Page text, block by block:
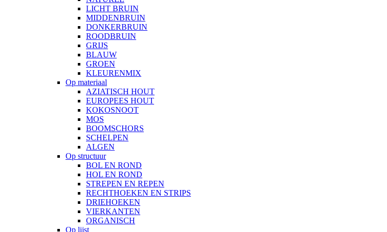
LICHT BRUIN
MIDDENBRUIN
DONKERBRUIN
ROODBRUIN
GRIJS
BLAUW
GROEN
KLEURENMIX
Op materiaal
AZIATISCH HOUT
EUROPEES HOUT
KOKOSNOOT
MOS
BOOMSCHORS
SCHELPEN
ALGEN
Op structuur
BOL EN ROND
HOL EN ROND
STREPEN EN REPEN
RECHTHOEKEN EN STRIPS
DRIEHOEKEN
VIERKANTEN
ORGANISCH
Op lijst